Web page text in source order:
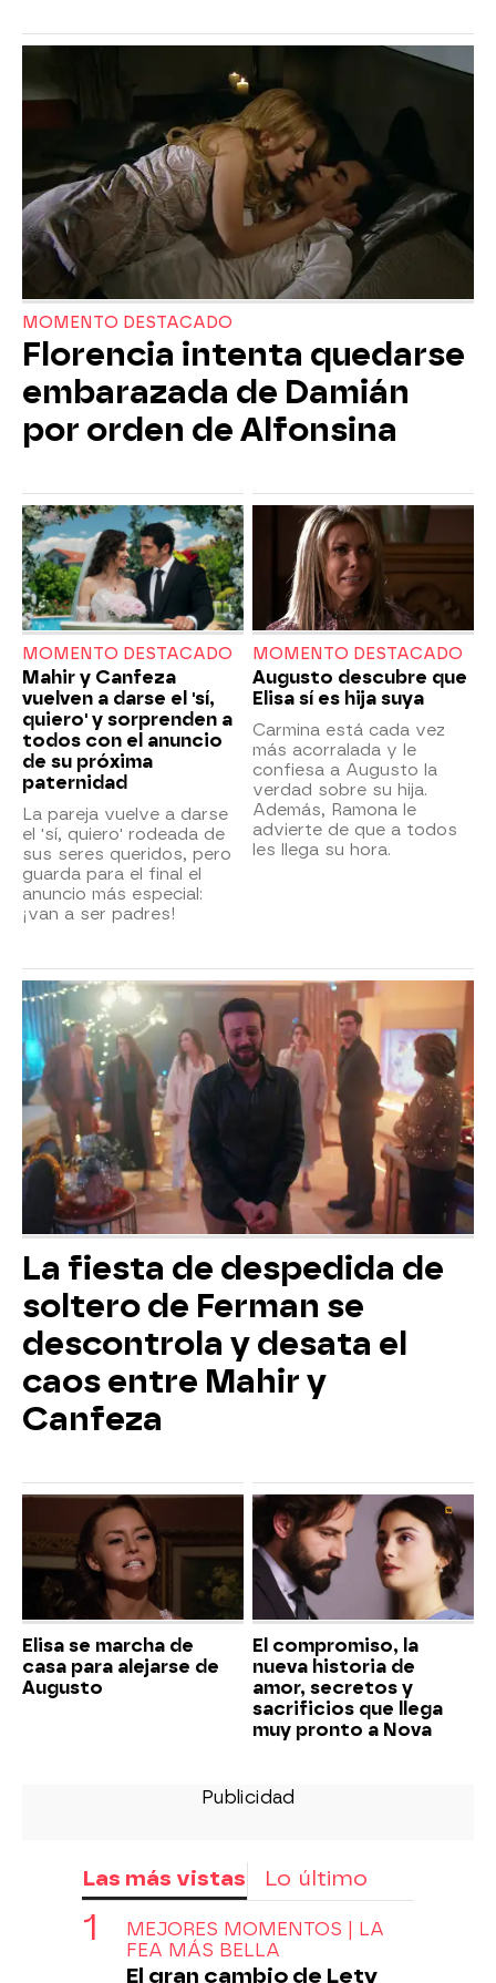
MOMENTO DESTACADO
Florencia intenta quedarse
embarazada de Damián
por orden de Alfonsina
MOMENTO DESTACADO
Mahir y Canfeza
vuelven a darse el 'sí,
quiero' y sorprenden a
todos con el anuncio
de su próxima
paternidad
La pareja vuelve a darse
el 'sí, quiero' rodeada de
sus seres queridos, pero
guarda para el final el
anuncio más especial:
¡van a ser padres!
MOMENTO DESTACADO
Augusto descubre que
Elisa sí es hija suya
Carmina está cada vez
más acorralada y le
confiesa a Augusto la
verdad sobre su hija.
Además, Ramona le
advierte de que a todos
les llega su hora.
La fiesta de despedida de
soltero de Ferman se
descontrola y desata el
caos entre Mahir y
Canfeza
Elisa se marcha de
casa para alejarse de
Augusto
El compromiso, la
nueva historia de
amor, secretos y
sacrificios que llega
muy pronto a Nova
Las más vistas Lo último
MEJORES MOMENTOS | LA
FEA MÁS BELLA
El gran cambio de Lety